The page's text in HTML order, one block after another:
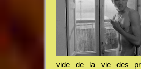
vide de la vie des